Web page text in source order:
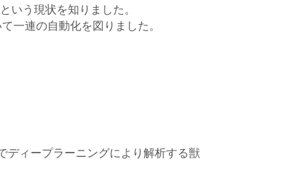
いう現状を知りました。
一連の自動化を図りました。
ディープラーニングにより解析する獣